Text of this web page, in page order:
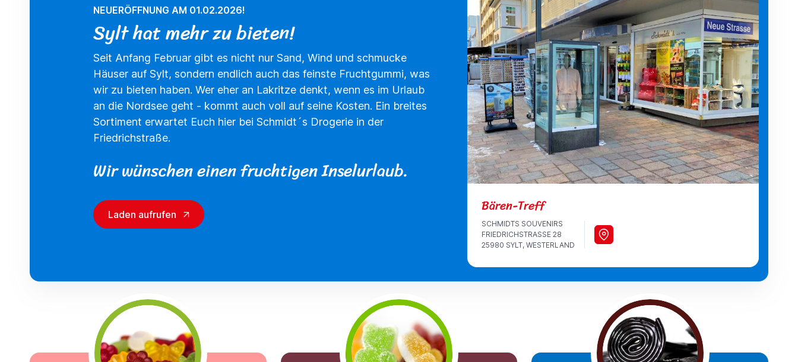
Bären-Treff
SCHMIDTS SOUVENIRS
FRIEDRICHSTRASSE 28
25980 SYLT, WESTERLAND
NEUERÖFFNUNG AM 01.02.2026!
Sylt hat mehr zu bieten!
Seit Anfang Februar gibt es nicht nur Sand, Wind und schmucke
Häuser auf Sylt, sondern endlich auch das feinste Fruchtgummi, was
wir zu bieten haben. Wer eher an Lakritze denkt, wenn es im Urlaub
an die Nordsee geht - kommt auch voll auf seine Kosten. Ein breites
Sortiment erwartet Euch hier bei Schmidt´s Drogerie in der
Friedrichstraße.
Wir wünschen einen fruchtigen Inselurlaub.
Laden aufrufen